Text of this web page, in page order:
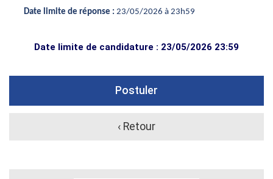
Date limite de réponse : 23/05/2026 à 23h59
Date limite de candidature : 23/05/2026 23:59
Postuler
‹ Retour